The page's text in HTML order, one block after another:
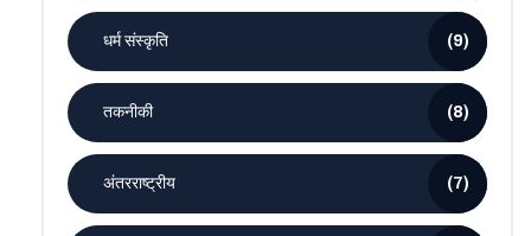
धर्म संस्कृति (9)
तकनीकी (8)
अंतरराष्ट्रीय (7)